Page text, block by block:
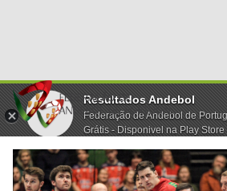
Resultados Andebol
Federação de Andebol de
Grátis - Disponivel na Play Store